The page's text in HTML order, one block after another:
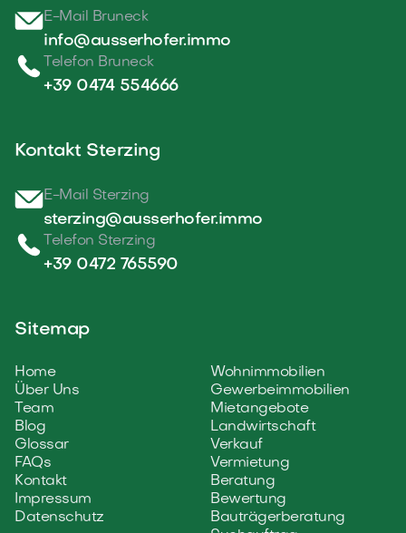
E-Mail Bruneck
info@ausserhofer.immo
Telefon Bruneck
+39 0474 554666
Kontakt Sterzing
E-Mail Sterzing
sterzing@ausserhofer.immo
Telefon Sterzing
+39 0472 765590
Sitemap
Home
Über Uns
Team
Blog
Glossar
FAQs
Kontakt
Impressum
Datenschutz
Wohnimmobilien
Gewerbeimmobilien
Mietangebote
Landwirtschaft
Verkauf
Vermietung
Beratung
Bewertung
Bauträgerberatung